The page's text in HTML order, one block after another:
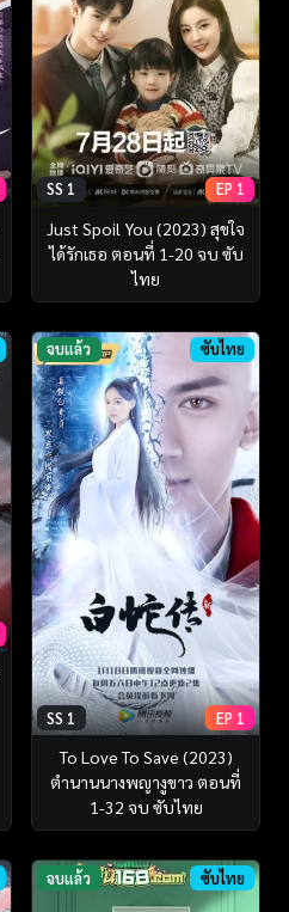
SS 1 EP 1
Just Spoil You (2023) สุขใจ
ได้รักเธอ ตอนที่ 1-20 จบ ซับ
ไทย
จบแล้ว ซับไทย
SS 1 EP 1
To Love To Save (2023)
ตำนานนางพญางูขาว ตอนที่
1-32 จบ ซับไทย
จบแล้ว ซับไทย